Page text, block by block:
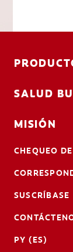
SALUD
MISIÓN
CHEQUEO
SUSCRÍBASE
PY (ES)